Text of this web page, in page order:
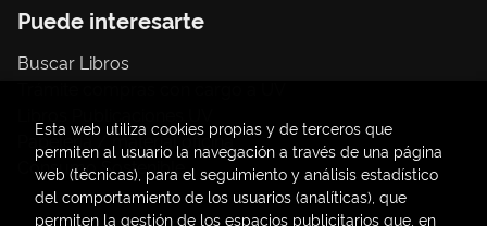
Puede interesarte
Buscar Libros
Papelería / material oficina
Consumo Sostenible
Esta web utiliza cookies propias y de terceros que
permiten al usuario la navegación a través de una página
web (técnicas), para el seguimiento y análisis estadístico
del comportamiento de los usuarios (analíticas), que
permiten la gestión de los espacios publicitarios que, en